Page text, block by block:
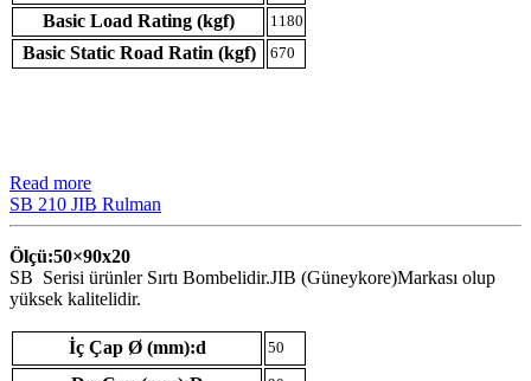
Basic Load Rating (kgf) 1180
Basic Static Road Ratin (kgf) 670
Read more
SB 210 JIB Rulman
Ölçü:50×90x20
SB Serisi ürünler Sırtı Bombelidir.JIB (Güneykore)Markası olup
yüksek kalitelidir.
İç Çap Ø (mm):d 50